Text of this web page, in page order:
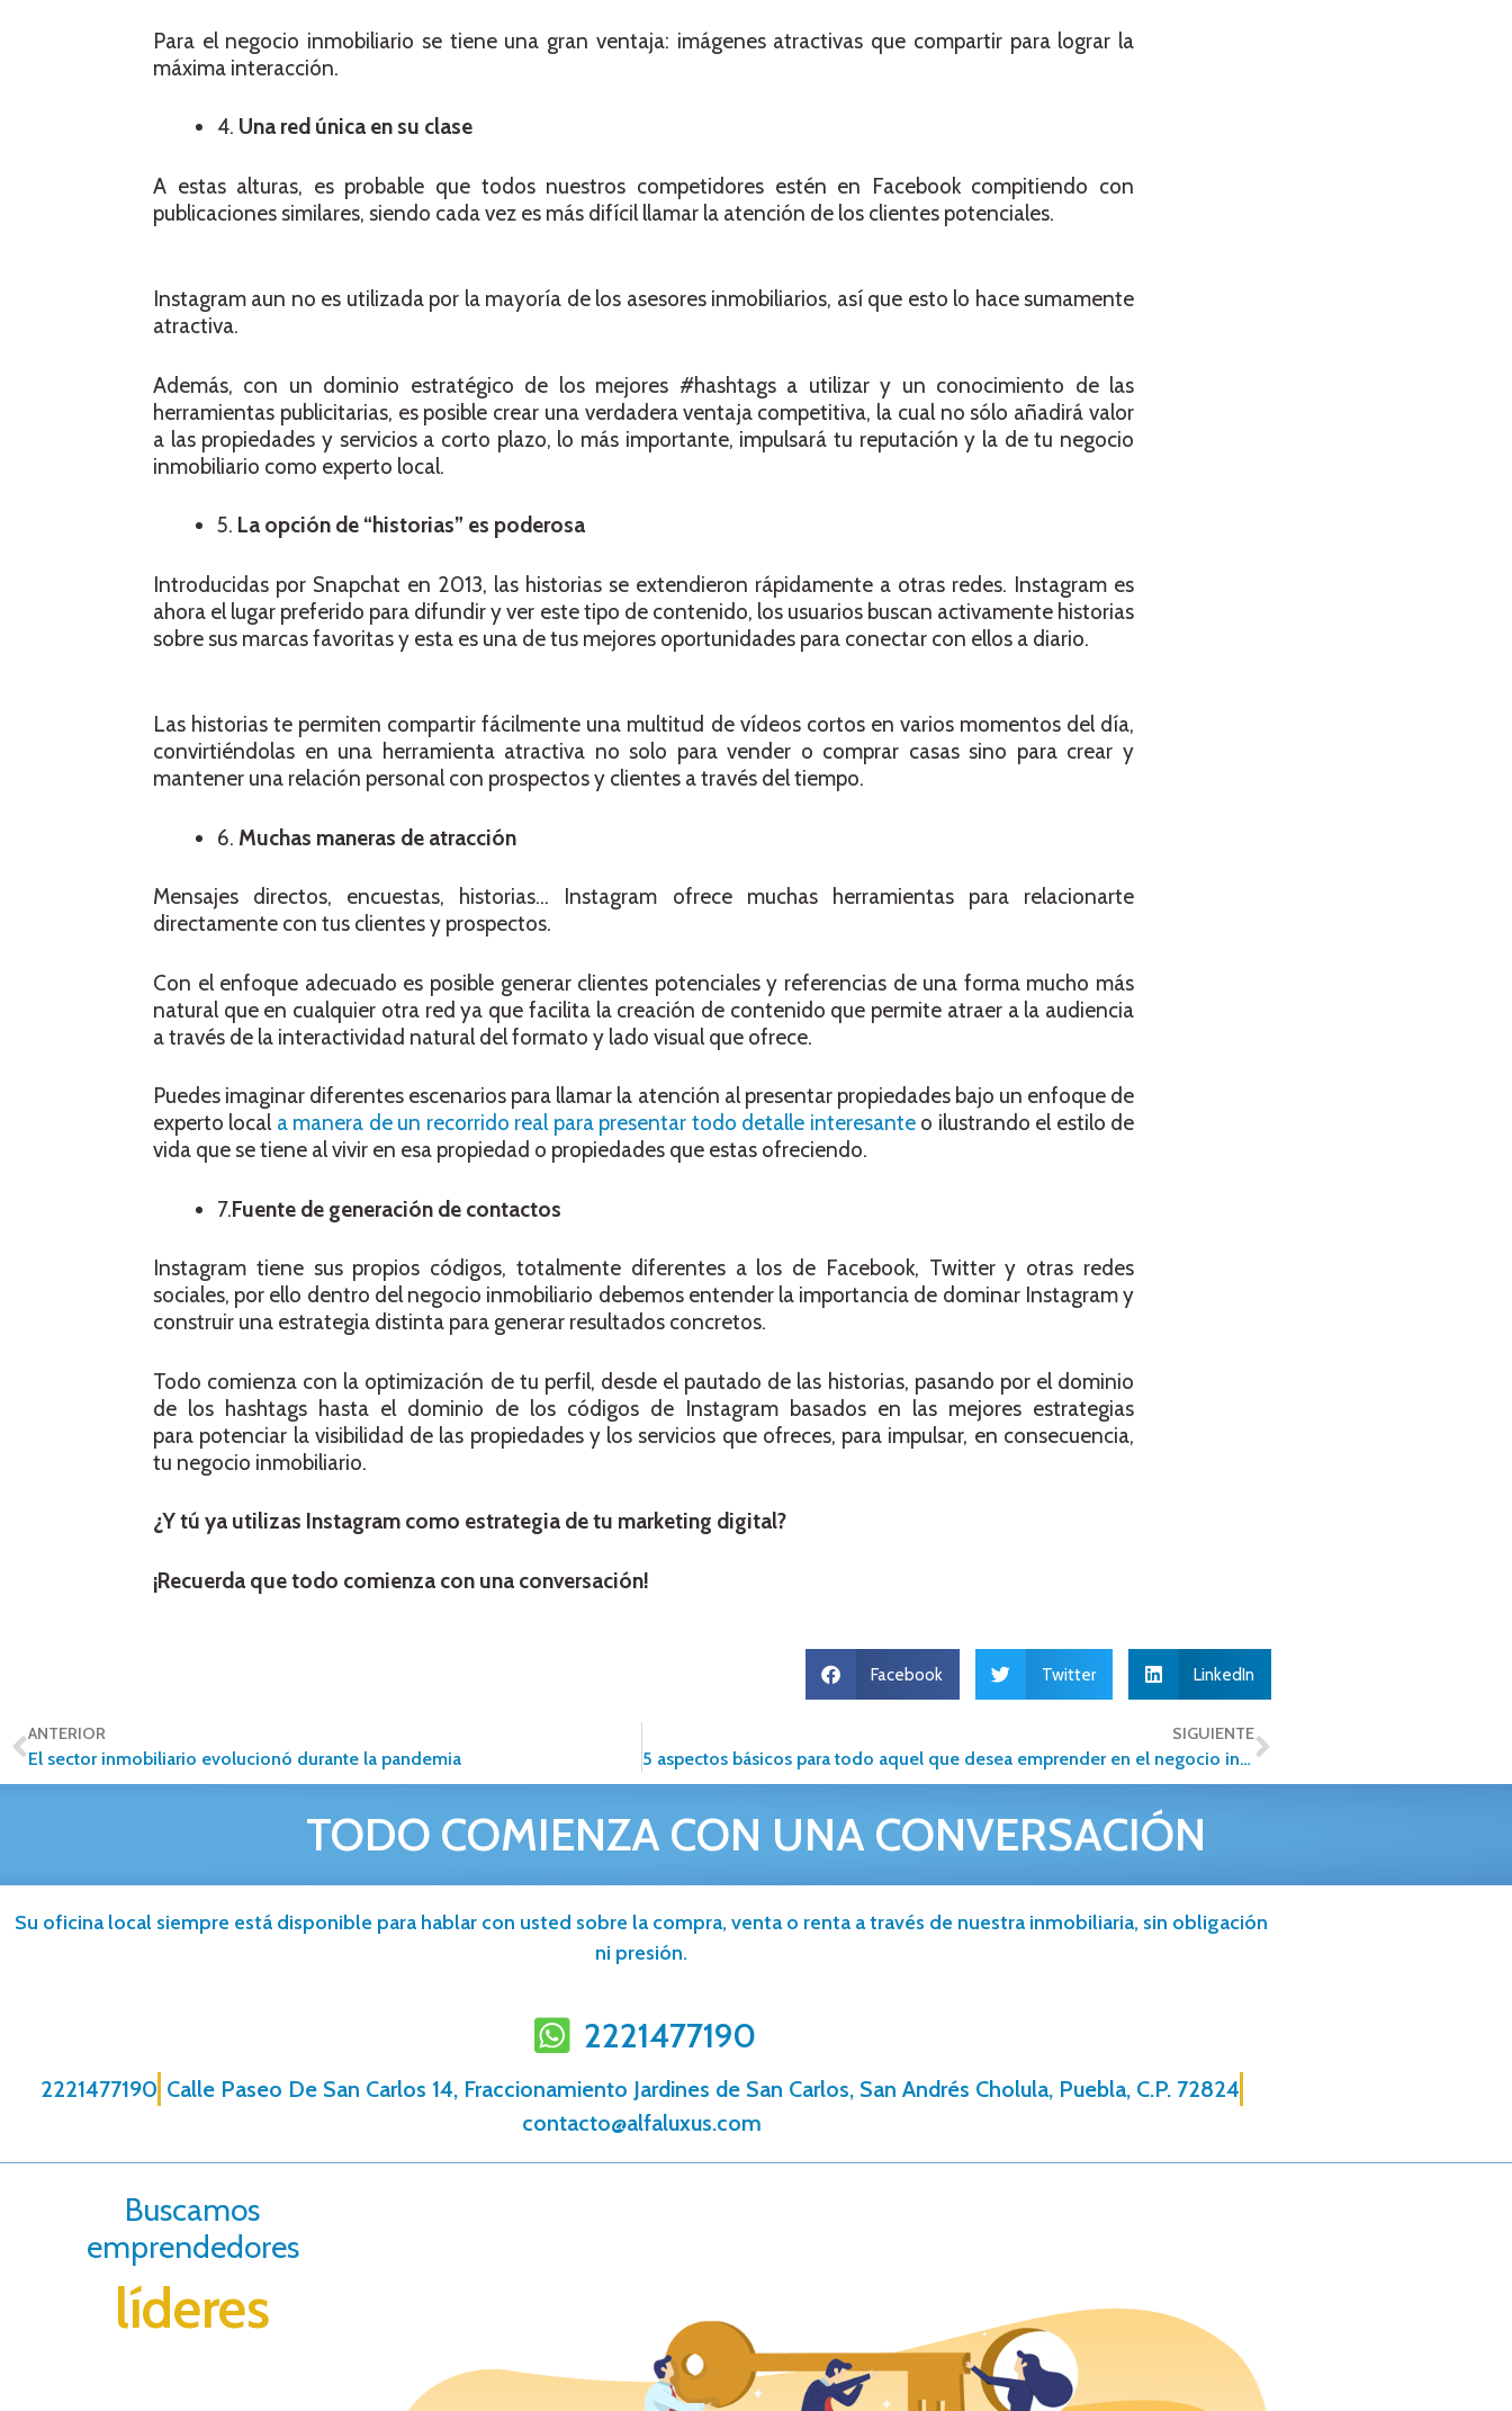
Para el negocio inmobiliario se tiene una gran ventaja: imágenes atractivas que compartir para lograr la
máxima interacción.
4. Una red única en su clase
A estas alturas, es probable que todos nuestros competidores estén en Facebook compitiendo con
publicaciones similares, siendo cada vez es más difícil llamar la atención de los clientes potenciales.
Instagram aun no es utilizada por la mayoría de los asesores inmobiliarios, así que esto lo hace sumamente
atractiva.
Además, con un dominio estratégico de los mejores #hashtags a utilizar y un conocimiento de las
herramientas publicitarias, es posible crear una verdadera ventaja competitiva, la cual no sólo añadirá valor
a las propiedades y servicios a corto plazo, lo más importante, impulsará tu reputación y la de tu negocio
inmobiliario como experto local.
5. La opción de “historias” es poderosa
Introducidas por Snapchat en 2013, las historias se extendieron rápidamente a otras redes. Instagram es
ahora el lugar preferido para difundir y ver este tipo de contenido, los usuarios buscan activamente historias
sobre sus marcas favoritas y esta es una de tus mejores oportunidades para conectar con ellos a diario.
Las historias te permiten compartir fácilmente una multitud de vídeos cortos en varios momentos del día,
convirtiéndolas en una herramienta atractiva no solo para vender o comprar casas sino para crear y
mantener una relación personal con prospectos y clientes a través del tiempo.
6. Muchas maneras de atracción
Mensajes directos, encuestas, historias… Instagram ofrece muchas herramientas para relacionarte
directamente con tus clientes y prospectos.
Con el enfoque adecuado es posible generar clientes potenciales y referencias de una forma mucho más
natural que en cualquier otra red ya que facilita la creación de contenido que permite atraer a la audiencia
a través de la interactividad natural del formato y lado visual que ofrece.
Puedes imaginar diferentes escenarios para llamar la atención al presentar propiedades bajo un enfoque de
experto local a manera de un recorrido real para presentar todo detalle interesanteo ilustrando el estilo de
vida que se tiene al vivir en esa propiedad o propiedades que estas ofreciendo.
7.Fuente de generación de contactos
Instagram tiene sus propios códigos, totalmente diferentes a los de Facebook, Twitter y otras redes
sociales, por ello dentro del negocio inmobiliario debemos entender la importancia de dominar Instagram y
construir una estrategia distinta para generar resultados concretos.
Todo comienza con la optimización de tu perfil, desde el pautado de las historias, pasando por el dominio
de los hashtags hasta el dominio de los códigos de Instagram basados en las mejores estrategias
para potenciar la visibilidad de las propiedades y los servicios que ofreces, para impulsar, en consecuencia,
tu negocio inmobiliario.
¿Y tú ya utilizas Instagram como estrategia de tu marketing digital?
¡Recuerda que todo comienza con una conversación!
Facebook Twitter LinkedIn
ANTERIOR
El sector inmobiliario evolucionó durante la pandemia
SIGUIENTE
5 aspectos básicos para todo aquel que desea emprender en el negocio inmobiliario
TODO COMIENZA CON UNA CONVERSACIÓN
Su oficina local siempre está disponible para hablar con usted sobre la compra, venta o renta a través de nuestra inmobiliaria, sin obligación
ni presión.
2221477190
2221477190 Calle Paseo De San Carlos 14, Fraccionamiento Jardines de San Carlos, San Andrés Cholula, Puebla, C.P. 72824
contacto@alfaluxus.com
Buscamos
emprendedores
líderes